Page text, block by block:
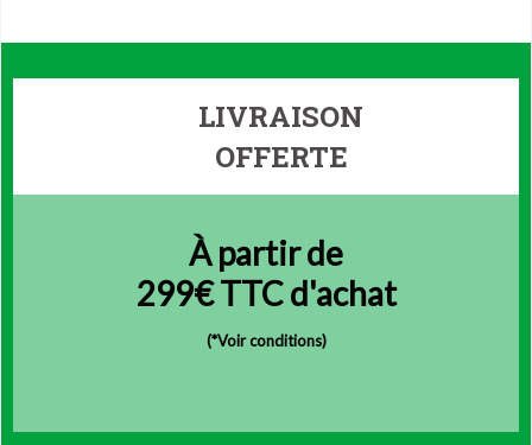
LIVRAISON
OFFERTE
À partir de
299€ TTC d'achat
(*Voir conditions)